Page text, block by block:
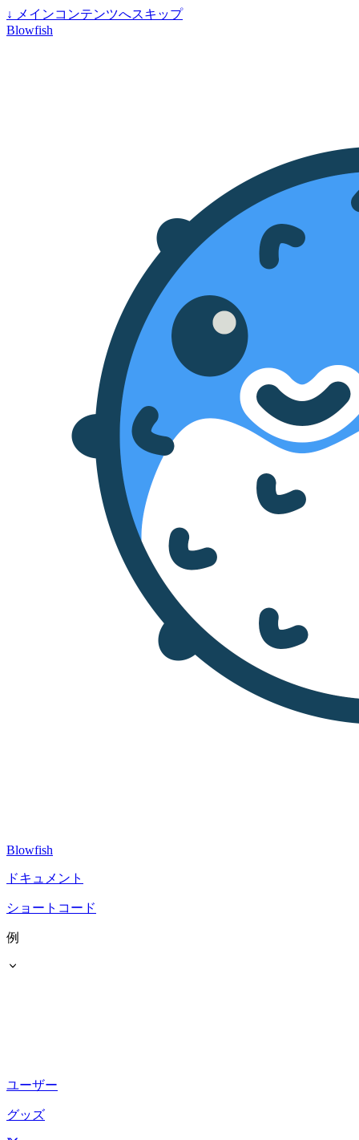
↓ メインコンテンツへスキップ
Blowfish
Blowfish
ドキュメント
ショートコード
例
ユーザー
グッズ